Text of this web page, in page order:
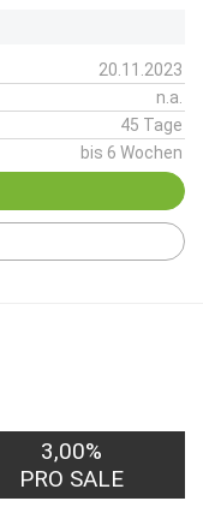
20.11.2023
n.a.
45 Tage
bis 6 Wochen
3,00%
PRO SALE